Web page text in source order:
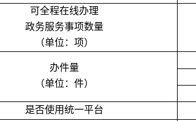
可全程在线办理
政务服务事项数量
（单位：项）
办件量
（单位：件）
是否使用统一平台